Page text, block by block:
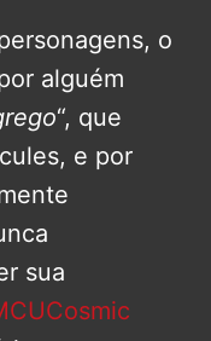
o
alguém
“, que
e por
sua